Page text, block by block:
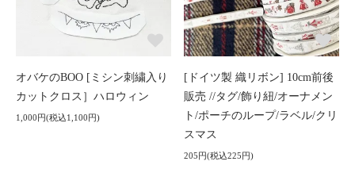
オバケのBOO [ミシン刺繍入り
カットクロス］ハロウィン
1,000円(税込1,100円)
[ドイツ製 織リボン] 10cm前後
販売 //タグ/飾り紐/オーナメン
ト/ポーチのループ/ラベル/クリ
スマス
205円(税込225円)